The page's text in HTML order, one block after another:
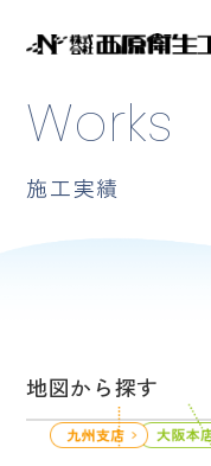
本文にスキップ
Works
施工実績
地図から探す